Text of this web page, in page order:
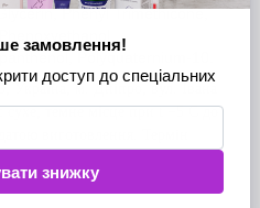
Phenyl Trimethicone,
Polyquaternium-10.
м. Дніпро, вул. Івана
сухе, темне місце при t +5 C до
виготовлення. Термін